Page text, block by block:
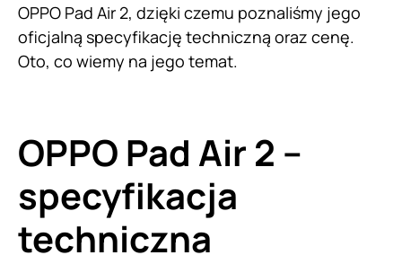
OPPO Pad Air 2, dzięki czemu poznaliśmy jego
oficjalną specyfikację techniczną oraz cenę.
Oto, co wiemy na jego temat.
OPPO Pad Air 2 –
specyfikacja
techniczna